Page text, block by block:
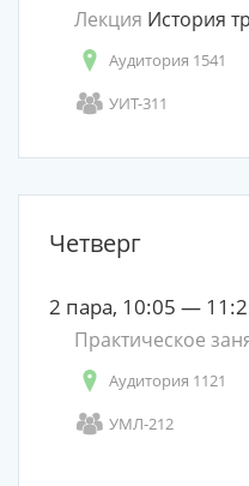
Лекция История
Аудитория 1541
УИТ-311
Четверг
2 пара, 10:05 —
Практическое
Аудитория 1121
УМЛ-212